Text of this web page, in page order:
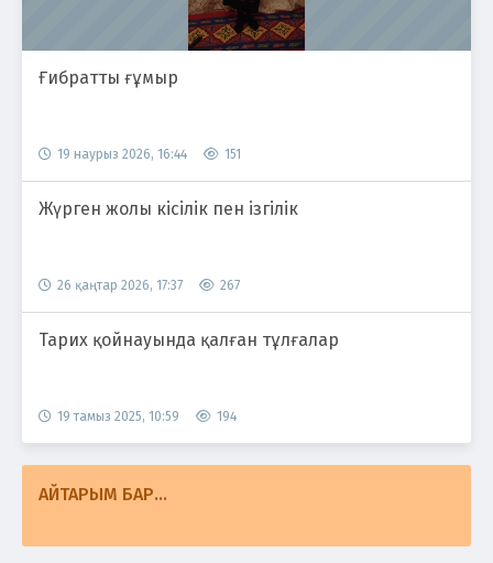
Ғибратты ғұмыр
19 наурыз 2026, 16:44 151
Жүрген жолы кісілік пен ізгілік
26 қаңтар 2026, 17:37 267
Тарих қойнауында қалған тұлғалар
19 тамыз 2025, 10:59 194
АЙТАРЫМ БАР...